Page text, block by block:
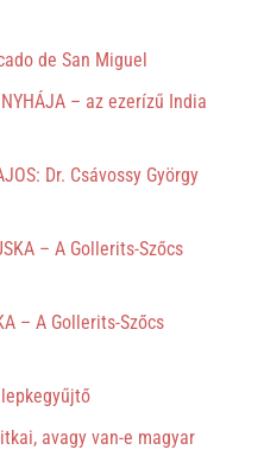
de San Miguel
– az ezerízű India
Dr. Csávossy György
– A Gollerits-Szőcs
– A Gollerits-Szőcs
lepkegyűjtő
avagy van-e magyar